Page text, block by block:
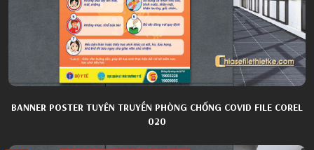
BANNER POSTER TUYÊN TRUYỀN PHÒNG CHỐNG COVID FILE COREL
020